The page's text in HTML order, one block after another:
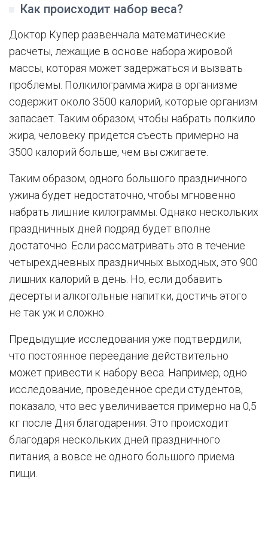
Как происходит набор веса?
Доктор Купер развенчала математические
расчеты, лежащие в основе набора жировой
массы, которая может задержаться и вызвать
проблемы. Полкилограмма жира в организме
содержит около 3500 калорий, которые организм
запасает. Таким образом, чтобы набрать полкило
жира, человеку придется съесть примерно на
3500 калорий больше, чем вы сжигаете.
Таким образом, одного большого праздничного
ужина будет недостаточно, чтобы мгновенно
набрать лишние килограммы. Однако нескольких
праздничных дней подряд будет вполне
достаточно. Если рассматривать это в течение
четырехдневных праздничных выходных, это 900
лишних калорий в день. Но, если добавить
десерты и алкогольные напитки, достичь этого
не так уж и сложно.
Предыдущие исследования уже подтвердили,
что постоянное переедание действительно
может привести к набору веса. Например, одно
исследование, проведенное среди студентов,
показало, что вес увеличивается примерно на 0,5
кг после Дня благодарения. Это происходит
благодаря нескольких дней праздничного
питания, а вовсе не одного большого приема
пищи.